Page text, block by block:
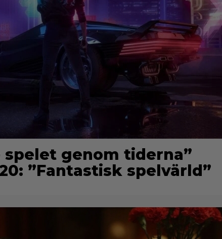
spelet genom tiderna”
”Fantastisk spelvärld”